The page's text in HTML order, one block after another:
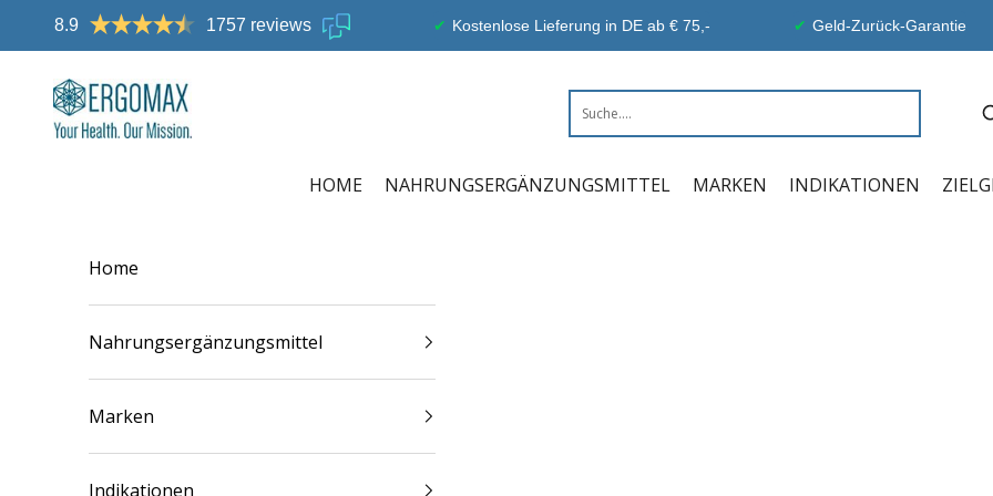
Zum Inhalt springen
8.9 1757 reviews Kostenlose Lieferung in DE ab € 75,- Geld-Zurück-Garantie
Ergomax
HOME NAHRUNGSERGÄNZUNGSMITTEL MARKEN INDIKATIONEN
Home
Nahrungsergänzungsmittel
Marken
Indikationen